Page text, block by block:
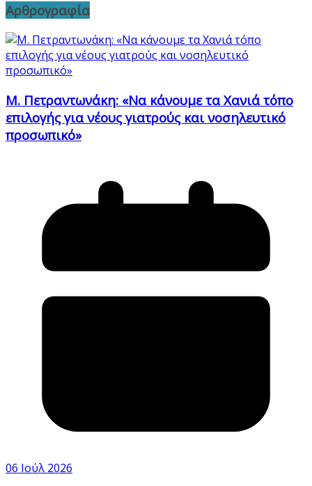
Αρθρογραφία
Μ. Πετραντωνάκη: «Να κάνουμε τα Χανιά τόπο
επιλογής για νέους γιατρούς και νοσηλευτικό
προσωπικό»
06 Ιούλ 2026